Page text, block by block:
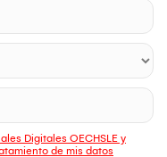
Digitales OECHSLE y
de mis datos